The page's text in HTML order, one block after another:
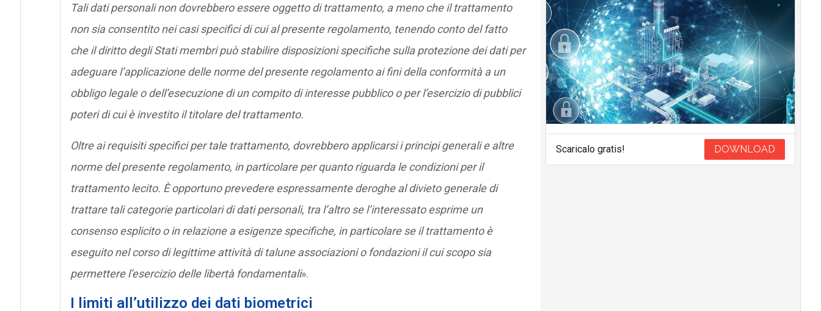
Tali dati personali non dovrebbero essere oggetto di trattamento, a meno che il trattamento
non sia consentito nei casi specifici di cui al presente regolamento, tenendo conto del fatto
che il diritto degli Stati membri può stabilire disposizioni specifiche sulla protezione dei dati per
adeguare l’applicazione delle norme del presente regolamento ai fini della conformità a un
obbligo legale o dell’esecuzione di un compito di interesse pubblico o per l’esercizio di pubblici
poteri di cui è investito il titolare del trattamento.
Oltre ai requisiti specifici per tale trattamento, dovrebbero applicarsi i principi generali e altre
norme del presente regolamento, in particolare per quanto riguarda le condizioni per il
trattamento lecito. È opportuno prevedere espressamente deroghe al divieto generale di
trattare tali categorie particolari di dati personali, tra l’altro se l’interessato esprime un
consenso esplicito o in relazione a esigenze specifiche, in particolare se il trattamento è
eseguito nel corso di legittime attività di talune associazioni o fondazioni il cui scopo sia
permettere l’esercizio delle libertà fondamentali».
I limiti all’utilizzo dei dati biometrici
Scaricalo gratis! DOWNLOAD